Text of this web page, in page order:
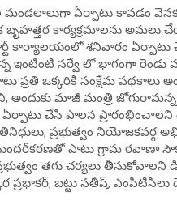
ఏర్పాటు కావడం
కార్యక్రమాలను అమలు
కార్యాలయంలో శనివారం
ఇంటింటి సర్వే లో భాగంగా
ప్రతి ఒక్కరికి సంక్షేమ
అందుకు మాజీ మంత్రి
చేసి పాలన ప్రారంభించాలని
ప్రభుత్వం నియోజకవర్గ
పాటు గ్రామ రవాణా
తగు చర్యలు
ప్రభాకర్, బట్టు సతీష్,